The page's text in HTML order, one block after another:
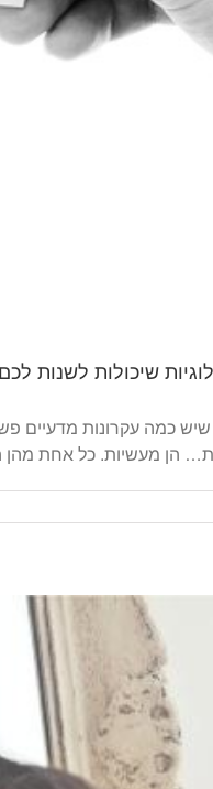
כמה עקרונות מדעיים
הן מעשיות. כל אחת